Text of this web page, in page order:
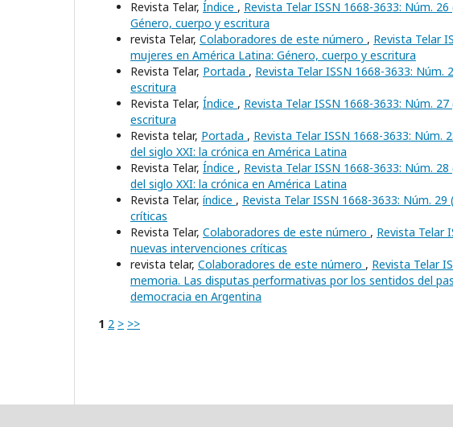
Revista Telar, Índice , Revista Telar ISSN 1668-3633: Núm.
Género, cuerpo y escritura
revista Telar, Colaboradores de este número , Revista Telar
mujeres en América Latina: Género, cuerpo y escritura
Revista Telar, Portada , Revista Telar ISSN 1668-3633:
escritura
Revista Telar, Índice , Revista Telar ISSN 1668-3633: Núm.
escritura
Revista telar, Portada , Revista Telar ISSN 1668-3633: Núm.
del siglo XXI: la crónica en América Latina
Revista Telar, Índice , Revista Telar ISSN 1668-3633: Núm.
del siglo XXI: la crónica en América Latina
Revista Telar, índice , Revista Telar ISSN 1668-3633: Núm.
críticas
Revista Telar, Colaboradores de este número , Revista Telar
nuevas intervenciones críticas
revista telar, Colaboradores de este número , Revista Telar
memoria. Las disputas performativas por los sentidos del
democracia en Argentina
1 2 > >>